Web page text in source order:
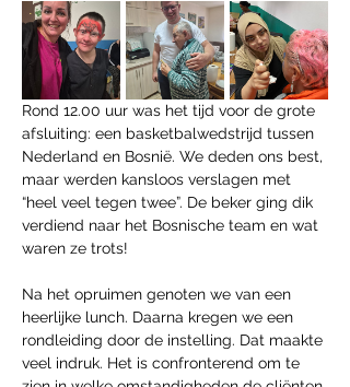
Rond 12.00 uur was het tijd voor de grote
afsluiting: een basketbalwedstrijd tussen
Nederland en Bosnië. We deden ons best,
maar werden kansloos verslagen met
“heel veel tegen twee”. De beker ging dik
verdiend naar het Bosnische team en wat
waren ze trots!
Na het opruimen genoten we van een
heerlijke lunch. Daarna kregen we een
rondleiding door de instelling. Dat maakte
veel indruk. Het is confronterend om te